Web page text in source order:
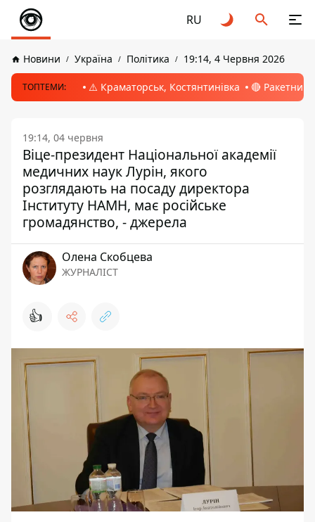
RU
Новини Україна Політика 19:14, 4 Червня 2026
ТОПТЕМИ: ⚠️ Краматорськ, Костянтинівка 🔴 Ракетний
19:14, 04 червня
Віце-президент Національної академії
медичних наук Лурін, якого
розглядають на посаду директора
Інституту НАМН, має російське
громадянство, - джерела
Олена Скобцева
ЖУРНАЛІСТ
👍